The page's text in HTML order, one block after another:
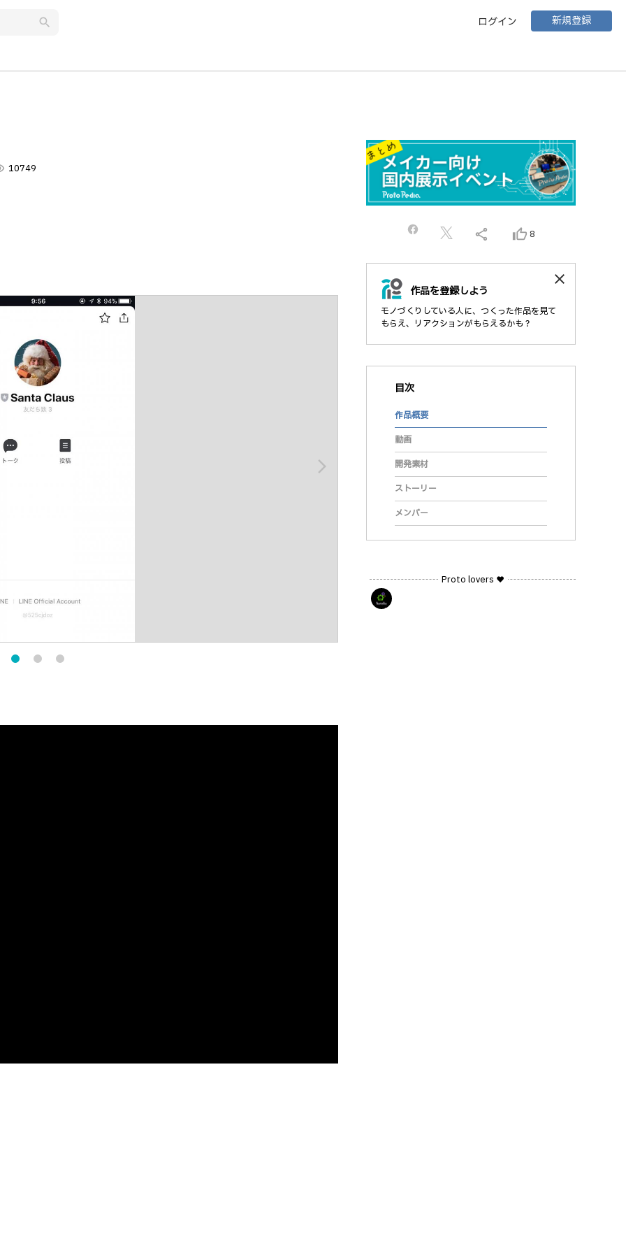
search ログイン 新規登録
10749
arrow_forward_ios
share thumb_up_alt 8
作品を登録しよう
モノづくりしている人に、つくった作品を見て
もらえ、リアクションがもらえるかも？
close
目次
作品概要
動画
開発素材
ストーリー
メンバー
Proto lovers ♥